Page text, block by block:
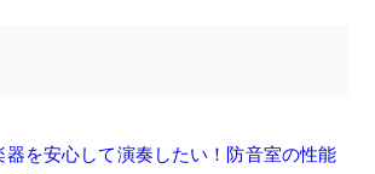
器を安心して演奏したい！防音室の性能